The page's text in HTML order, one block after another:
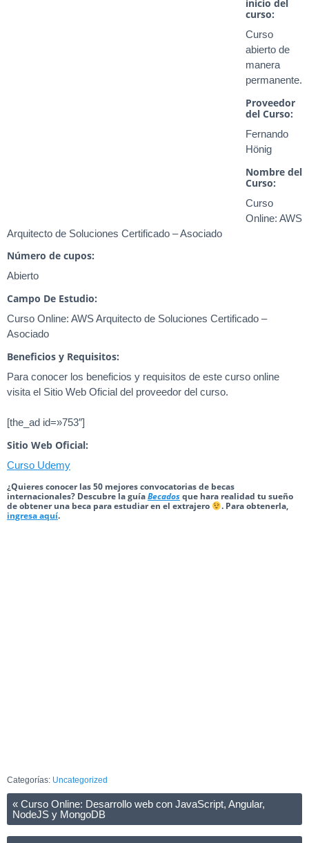
inicio del
curso:
Curso
abierto de
manera
permanente.
Proveedor
del Curso:
Fernando
Hönig
Nombre del
Curso:
Curso
Online: AWS
Arquitecto de Soluciones Certificado – Asociado
Número de cupos:
Abierto
Campo De Estudio:
Curso Online: AWS Arquitecto de Soluciones Certificado –
Asociado
Beneficios y Requisitos:
Para conocer los beneficios y requisitos de este curso online
visita el Sitio Web Oficial del proveedor del curso.
[the_ad id=»753″]
Sitio Web Oficial:
Curso Udemy
¿Quieres conocer las 50 mejores convocatorias de becas
internacionales? Descubre la guíaBecadosque hara realidad tu sueño
de obtener una beca para estudiar en el extrajero
. Para obtenerla,
ingresa aquí.
Categorías: Uncategorized
« Curso Online: Desarrollo web con JavaScript, Angular,
NodeJS y MongoDB